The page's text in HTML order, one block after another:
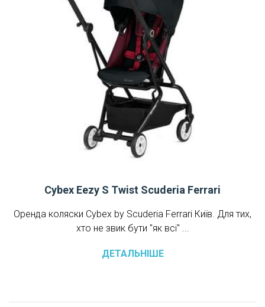
Cybex Eezy S Twist Scuderia Ferrari
Оренда коляски Cybex by Scuderia Ferrari Київ. Для тих,
хто не звик бути "як всі" ...
ДЕТАЛЬНІШЕ